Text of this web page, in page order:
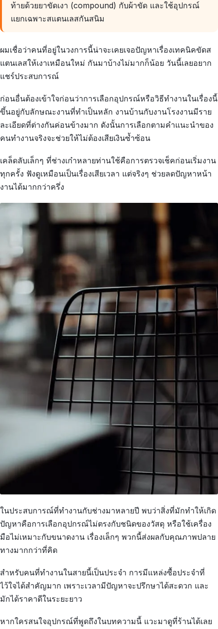
ท้ายด้วยยาขัดเงา (compound) กับผ้าขัด และใช้อุปกรณ์
แยกเฉพาะสแตนเลสกันสนิม
ผมเชื่อว่าคนที่อยู่ในวงการนี้น่าจะเคยเจอปัญหาเรื่องเทคนิคขัดส
แตนเลสให้เงาเหมือนใหม่ กันมาบ้างไม่มากก็น้อย วันนี้เลยอยาก
แชร์ประสบการณ์
ก่อนอื่นต้องเข้าใจก่อนว่าการเลือกอุปกรณ์หรือวิธีทำงานในเรื่องนี้
ขึ้นอยู่กับลักษณะงานที่ทำเป็นหลัก งานบ้านกับงานโรงงานมีราย
ละเอียดที่ต่างกันค่อนข้างมาก ดังนั้นการเลือกตามคำแนะนำของ
คนทำงานจริงจะช่วยให้ไม่ต้องเสียเงินซ้ำซ้อน
เคล็ดลับเล็กๆ ที่ช่างเก๋าหลายท่านใช้คือการตรวจเช็คก่อนเริ่มงาน
ทุกครั้ง ฟังดูเหมือนเป็นเรื่องเสียเวลา แต่จริงๆ ช่วยลดปัญหาหน้า
งานได้มากกว่าครึ่ง
ในประสบการณ์ที่ทำงานกับช่างมาหลายปี พบว่าสิ่งที่มักทำให้เกิด
ปัญหาคือการเลือกอุปกรณ์ไม่ตรงกับชนิดของวัสดุ หรือใช้เครื่อง
มือไม่เหมาะกับขนาดงาน เรื่องเล็กๆ พวกนี้ส่งผลกับคุณภาพปลาย
ทางมากกว่าที่คิด
สำหรับคนที่ทำงานในสายนี้เป็นประจำ การมีแหล่งซื้อประจำที่
ไว้ใจได้สำคัญมาก เพราะเวลามีปัญหาจะปรึกษาได้สะดวก และ
มักได้ราคาดีในระยะยาว
หากใครสนใจอุปกรณ์ที่พูดถึงในบทความนี้ แวะมาดูที่ร้านได้เลย